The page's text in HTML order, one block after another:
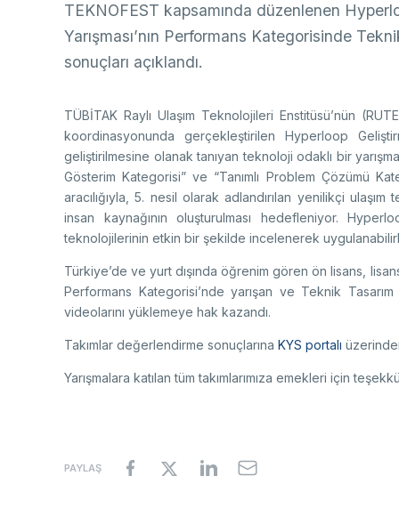
TEKNOFEST kapsamında düzenlenen
Yarışması’nın Performans Kategorisinde
sonuçları açıklandı.
TÜBİTAK Raylı Ulaşım Teknolojileri Enstitüsü’nün
koordinasyonunda gerçekleştirilen Hyperloop
geliştirilmesine olanak tanıyan teknoloji odaklı bir
Gösterim Kategorisi” ve “Tanımlı Problem Çözümü
aracılığıyla, 5. nesil olarak adlandırılan yenilikçi
insan kaynağının oluşturulması hedefleniyor.
teknolojilerinin etkin bir şekilde incelenerek
Türkiye’de ve yurt dışında öğrenim gören ön lisans,
Performans Kategorisi’nde yarışan ve Teknik
videolarını yüklemeye hak kazandı.
Takımlar değerlendirme sonuçlarına KYS portalı
Yarışmalara katılan tüm takımlarımıza emekleri için
PAYLAŞ